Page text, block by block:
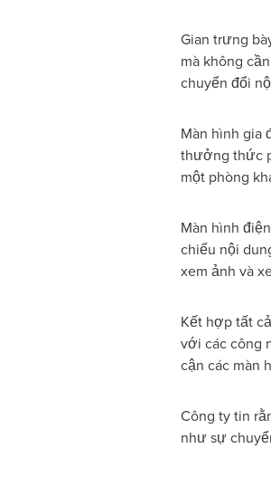
Gian trưng
mà không
chuyển đổi
Màn hình gia
thưởng thức
một phòng
Màn hình
chiếu nội
xem ảnh và
Kết hợp tất
với các công
cận các màn
Công ty tin
như sự